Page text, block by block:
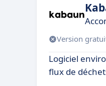
Version
Logiciel
flux de